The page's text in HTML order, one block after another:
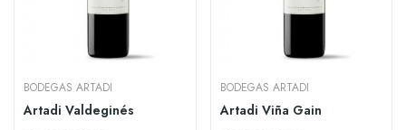
BODEGAS ARTADI
Artadi Valdeginés
BODEGAS ARTADI
Artadi Viña Gain